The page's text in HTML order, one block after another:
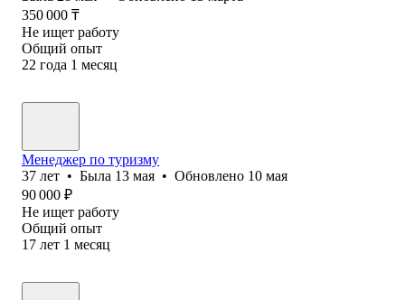
350 000 ₸
Не ищет работу
Общий опыт
22 года 1 месяц
Менеджер по туризму
37 лет • Была 13 мая • Обновлено 10 мая
90 000 ₽
Не ищет работу
Общий опыт
17 лет 1 месяц